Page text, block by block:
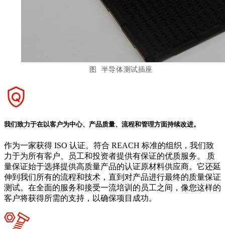
图 半导体测试插座
我们致力于在以客户为中心、产品质量、流程和管理方面持续改进。
作为一家获得 ISO 认证、符合 REACH 标准的组织，我们致
力于为所有客户、员工和投资者提供有保证的优质服务。 质
量保证始于选择提供高质量产品的认证原材料供应商。它还延
伸到我们所有的流程和技术，直到对产品进行最终的质量保证
测试。在全面的服务和接受一流培训的员工之间，像您这样的
客户将获得所需的支持，以确保项目成功。